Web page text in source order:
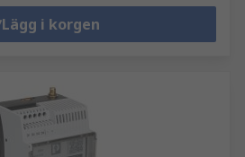
Lägg i korgen